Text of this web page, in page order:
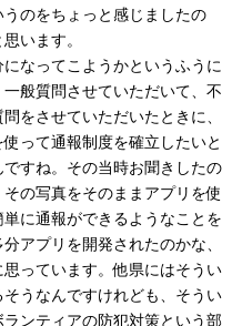
のをちょっと感じましたの
います。
なってこようかというふうに
般質問させていただいて、不
をさせていただいたときに、
って通報制度を確立したいと
すね。その当時お聞きしたの
の写真をそのままアプリを使
に通報ができるようなことを
アプリを開発されたのかな、
っています。他県にはそうい
うなんですけれども、そうい
ンティアの防犯対策という部